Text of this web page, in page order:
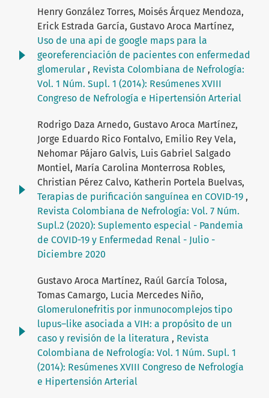
Henry González Torres, Moisés Árquez Mendoza,
Erick Estrada García, Gustavo Aroca Martínez,
Uso de una api de google maps para la
georeferenciación de pacientes con enfermedad
glomerular , Revista Colombiana de Nefrología:
Vol. 1 Núm. Supl. 1 (2014): Resúmenes XVIII
Congreso de Nefrología e Hipertensión Arterial
Rodrigo Daza Arnedo, Gustavo Aroca Martínez,
Jorge Eduardo Rico Fontalvo, Emilio Rey Vela,
Nehomar Pájaro Galvis, Luis Gabriel Salgado
Montiel, María Carolina Monterrosa Robles,
Christian Pérez Calvo, Katherin Portela Buelvas,
Terapias de purificación sanguínea en COVID-19 ,
Revista Colombiana de Nefrología: Vol. 7 Núm.
Supl.2 (2020): Suplemento especial - Pandemia
de COVID-19 y Enfermedad Renal - Julio -
Diciembre 2020
Gustavo Aroca Martínez, Raúl García Tolosa,
Tomas Camargo, Lucia Mercedes Niño,
Glomerulonefritis por inmunocomplejos tipo
lupus–like asociada a VIH: a propósito de un
caso y revisión de la literatura , Revista
Colombiana de Nefrología: Vol. 1 Núm. Supl. 1
(2014): Resúmenes XVIII Congreso de Nefrología
e Hipertensión Arterial